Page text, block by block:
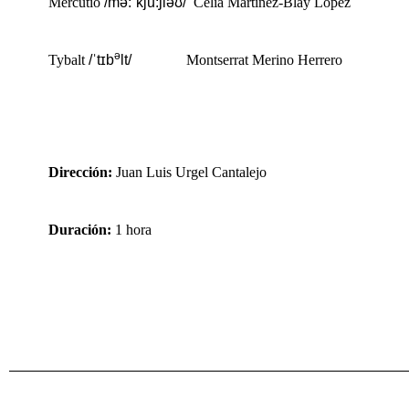
Tybalt /ˈtɪbəlt/Montserrat Merino Herrero
Dirección: Juan Luis Urgel Cantalejo
Duración: 1 hora